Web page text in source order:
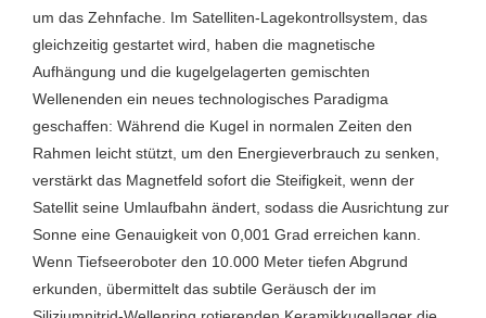
um das Zehnfache. Im Satelliten-Lagekontrollsystem, das
gleichzeitig gestartet wird, haben die magnetische
Aufhängung und die kugelgelagerten gemischten
Wellenenden ein neues technologisches Paradigma
geschaffen: Während die Kugel in normalen Zeiten den
Rahmen leicht stützt, um den Energieverbrauch zu senken,
verstärkt das Magnetfeld sofort die Steifigkeit, wenn der
Satellit seine Umlaufbahn ändert, sodass die Ausrichtung zur
Sonne eine Genauigkeit von 0,001 Grad erreichen kann.
Wenn Tiefseeroboter den 10.000 Meter tiefen Abgrund
erkunden, übermittelt das subtile Geräusch der im